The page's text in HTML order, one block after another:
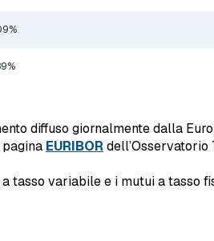
diffuso giornalmente dalla
EURIBOR dell’Osservatorio
tasso variabile e i mutui a tasso